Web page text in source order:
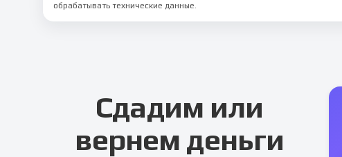
обрабатывать технические данные.
Сдадим или
вернем деньги